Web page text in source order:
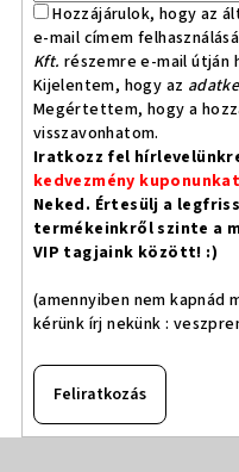
Hozzájárulok, hogy az
e-mail címem
Kft. részemre e-mail
Kijelentem, hogy az
Megértettem, hogy a
visszavonhatom.
Iratkozz fel
kedvezmény kuponunkat
Neked. Értesülj a
termékeinkről szinte a
VIP tagjaink között! :)
(amennyiben nem kapnád
kérünk írj nekünk :
Feliratkozás